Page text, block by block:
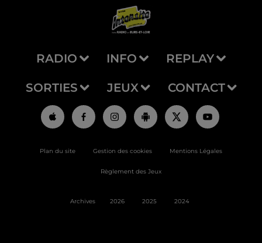
RADIO INFO REPLAY
SORTIES JEUX CONTACT
Plan du site Gestion des cookies Mentions Légales
Règlement des Jeux
Archives 2026 2025 2024